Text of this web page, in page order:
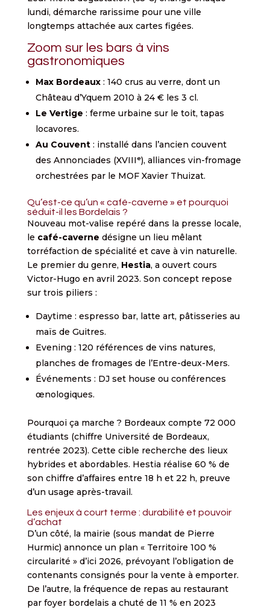
lundi, démarche rarissime pour une ville
longtemps attachée aux cartes figées.
Zoom sur les bars à vins
gastronomiques
Max Bordeaux: 140 crus au verre, dont un
Château d’Yquem 2010 à 24 € les 3 cl.
Le Vertige : ferme urbaine sur le toit, tapas
locavores.
Au Couvent: installé dans l’ancien couvent
des Annonciades (XVIIIᵉ), alliances vin-fromage
orchestrées par le MOF Xavier Thuizat.
Qu’est-ce qu’un « café-caverne » et pourquoi
séduit-il les Bordelais ?
Nouveau mot-valise repéré dans la presse locale,
le café-caverne désigne un lieu mêlant
torréfaction de spécialité et cave à vin naturelle.
Le premier du genre, Hestia, a ouvert cours
Victor-Hugo en avril 2023. Son concept repose
sur trois piliers :
Daytime : espresso bar, latte art, pâtisseries au
maïs de Guitres.
Evening : 120 références de vins natures,
planches de fromages de l’Entre-deux-Mers.
Événements : DJ set house ou conférences
œnologiques.
Pourquoi ça marche ? Bordeaux compte 72 000
étudiants (chiffre Université de Bordeaux,
rentrée 2023). Cette cible recherche des lieux
hybrides et abordables. Hestia réalise 60 % de
son chiffre d’affaires entre 18 h et 22 h, preuve
d’un usage après-travail.
Les enjeux à court terme : durabilité et pouvoir
d’achat
D’un côté, la mairie (sous mandat de Pierre
Hurmic) annonce un plan « Territoire 100 %
circularité » d’ici 2026, prévoyant l’obligation de
contenants consignés pour la vente à emporter.
De l’autre, la fréquence de repas au restaurant
par foyer bordelais a chuté de 11 % en 2023